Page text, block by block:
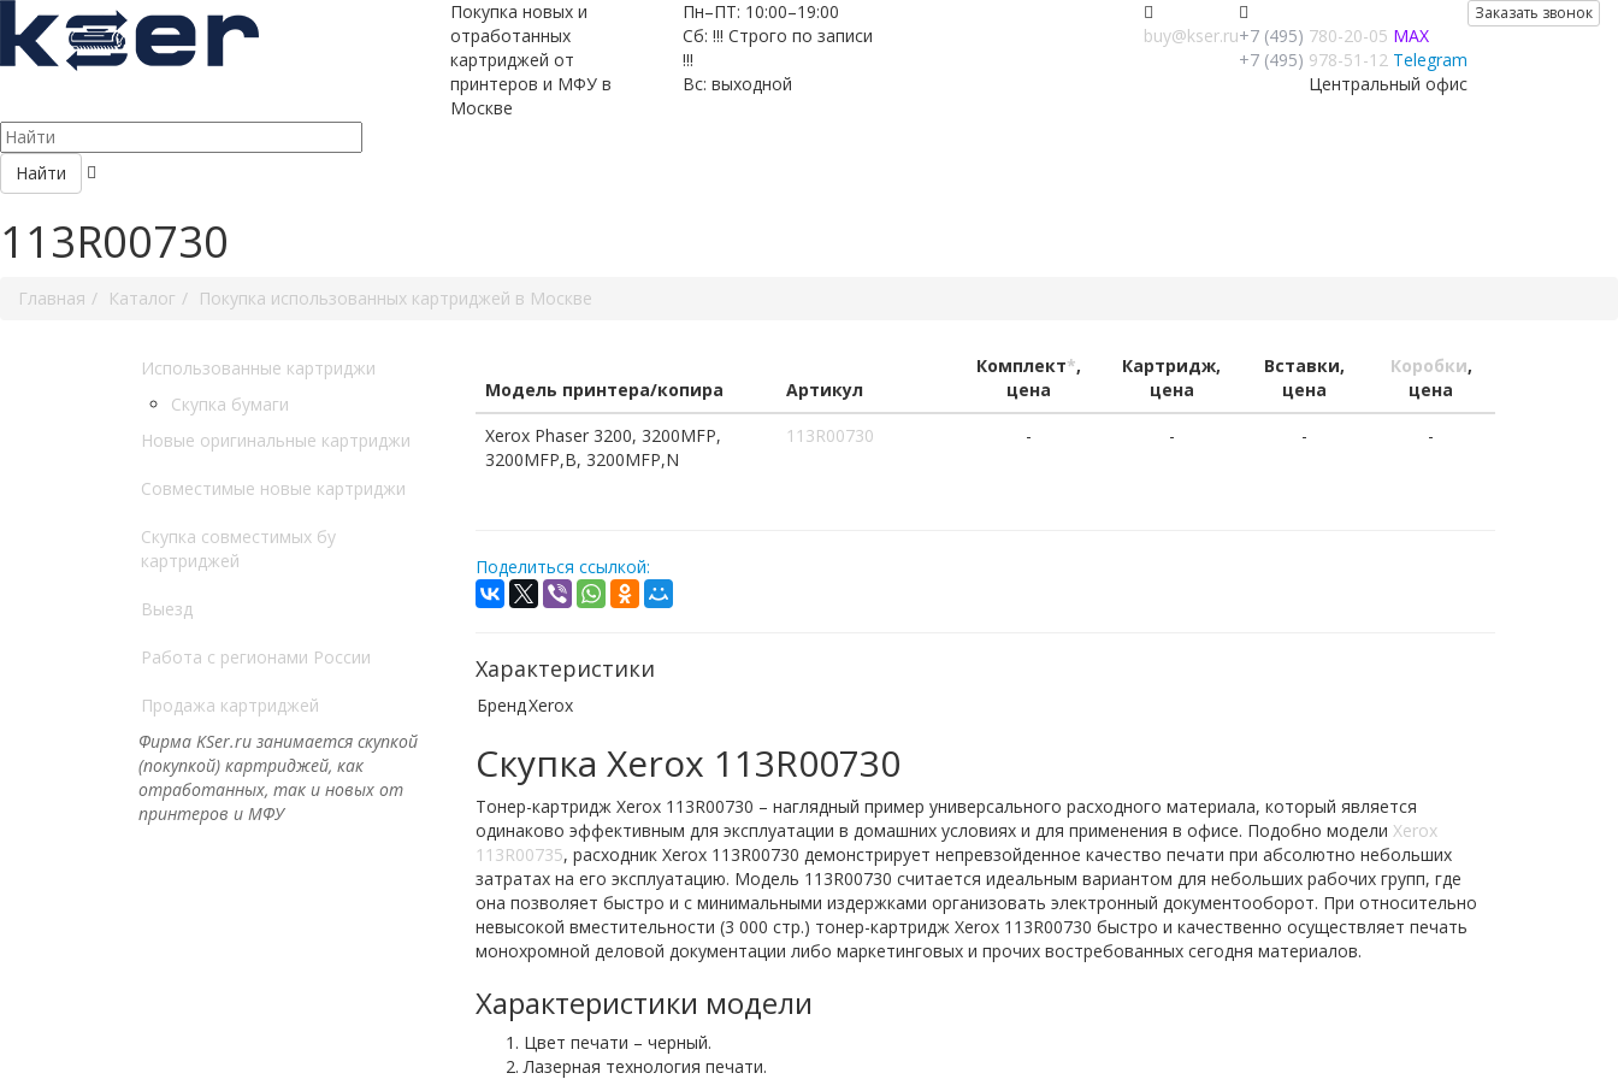
Покупка новых и
отработанных
картриджей от
принтеров и МФУ в
Москве
Пн–ПТ: 10:00–19:00
Сб: !!! Строго по записи
!!!
Вс: выходной
Заказать звонок
+7 (495) 780-20-05 MAX
+7 (495) 978-51-12 Telegram
Центральный офис
buy@kser.ru
Найти
113R00730
Главная Каталог Покупка использованных картриджей в Москве
Использованные картриджи
Скупка бумаги
Новые оригинальные картриджи
Совместимые новые картриджи
Скупка совместимых бу
картриджей
Выезд
Работа с регионами России
Продажа картриджей
Фирма KSer.ru занимается скупкой
(покупкой) картриджей, как
отработанных, так и новых от
принтеров и МФУ
Модель принтера/копира Артикул
Комплект*,
цена
Картридж,
цена
Вставки,
цена
Коробки,
цена
Xerox Phaser 3200, 3200MFP,
3200MFP,B, 3200MFP,N
113R00730 - - - -
Поделиться ссылкой:
Характеристики
БрендXerox
Скупка Xerox 113R00730
Тонер-картридж Xerox 113R00730 – наглядный пример универсального расходного материала, который является
одинаково эффективным для эксплуатации в домашних условиях и для применения в офисе. Подобно модели Xerox
113R00735, расходник Xerox 113R00730 демонстрирует непревзойденное качество печати при абсолютно небольших
затратах на его эксплуатацию. Модель 113R00730 считается идеальным вариантом для небольших рабочих групп, где
она позволяет быстро и с минимальными издержками организовать электронный документооборот. При относительно
невысокой вместительности (3 000 стр.) тонер-картридж Xerox 113R00730 быстро и качественно осуществляет печать
монохромной деловой документации либо маркетинговых и прочих востребованных сегодня материалов.
Характеристики модели
Цвет печати – черный.
Лазерная технология печати.